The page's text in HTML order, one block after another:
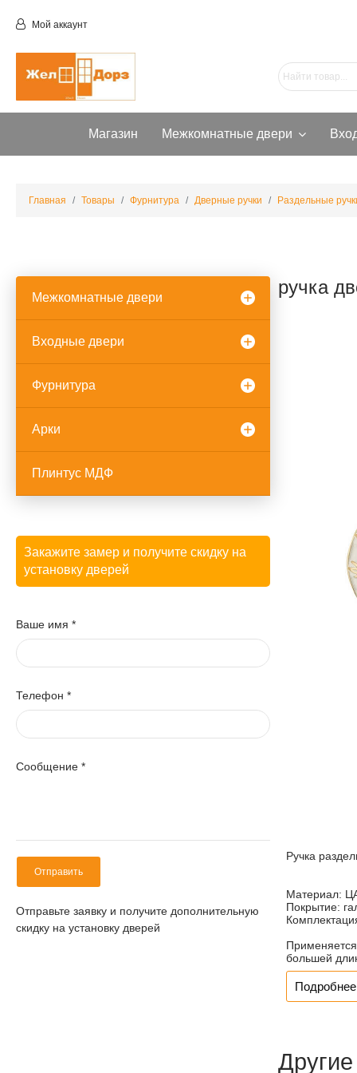
Мой аккаунт
Магазин Межкомнатные двери
Главная Товары Фурнитура Дверные ручки Раздельные
Межкомнатные двери
Входные двери
Фурнитура
Арки
Плинтус МДФ
Закажите замер и получите скидку на
установку дверей
Ваше имя *
Телефон *
Сообщение *
Отправить
Отправьте заявку и получите дополнительную
скидку на установку дверей
ручка
Ручка
Материал:
Покрытие:
большей
Подробнее